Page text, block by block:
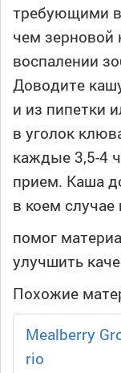
требующими
чем зерновой
воспалении
Доводите
и из пипетки
в уголок
каждые 3,5-4
прием. Каша
в коем случае
помог
улучшить
Похожие
Mealberry
rio